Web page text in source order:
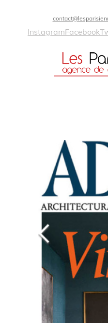
InstagramFacebook